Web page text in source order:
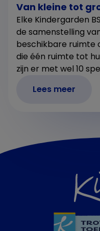
Van kleine tot
Elke Kindergarden
de samenstelling
beschikbare ruimte
die één ruimte tot
zijn er met wel 10
Lees meer